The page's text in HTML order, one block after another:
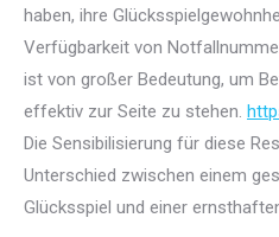
haben, ihre
Verfügbarkeit von
ist von großer Bedeutung, um
effektiv zur Seite zu stehen.
Die Sensibilisierung für diese
Unterschied zwischen einem
Glücksspiel und einer